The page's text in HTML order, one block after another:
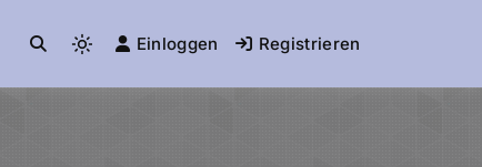
Einloggen Registrieren